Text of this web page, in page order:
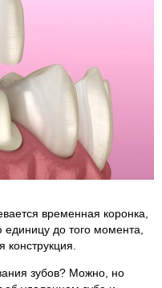
временная коронка,
единицу до того момента,
конструкция.
зубов? Можно, но